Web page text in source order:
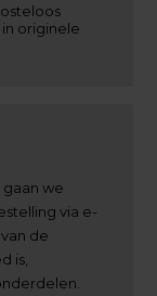
originele
we
via e-
de
is,